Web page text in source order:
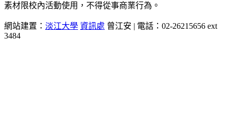
素材限校內活動使用，不得從事商業行為。
網站建置： 淡江大學 資訊處 曾江安 | 電話：02-26215656 ext
3484